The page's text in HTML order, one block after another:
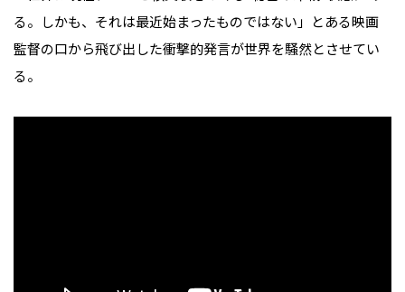
る。しかも、それは最近始まったものではない」――とある映画
監督の口から飛び出した衝撃的発言が世界を騒然とさせてい
る。